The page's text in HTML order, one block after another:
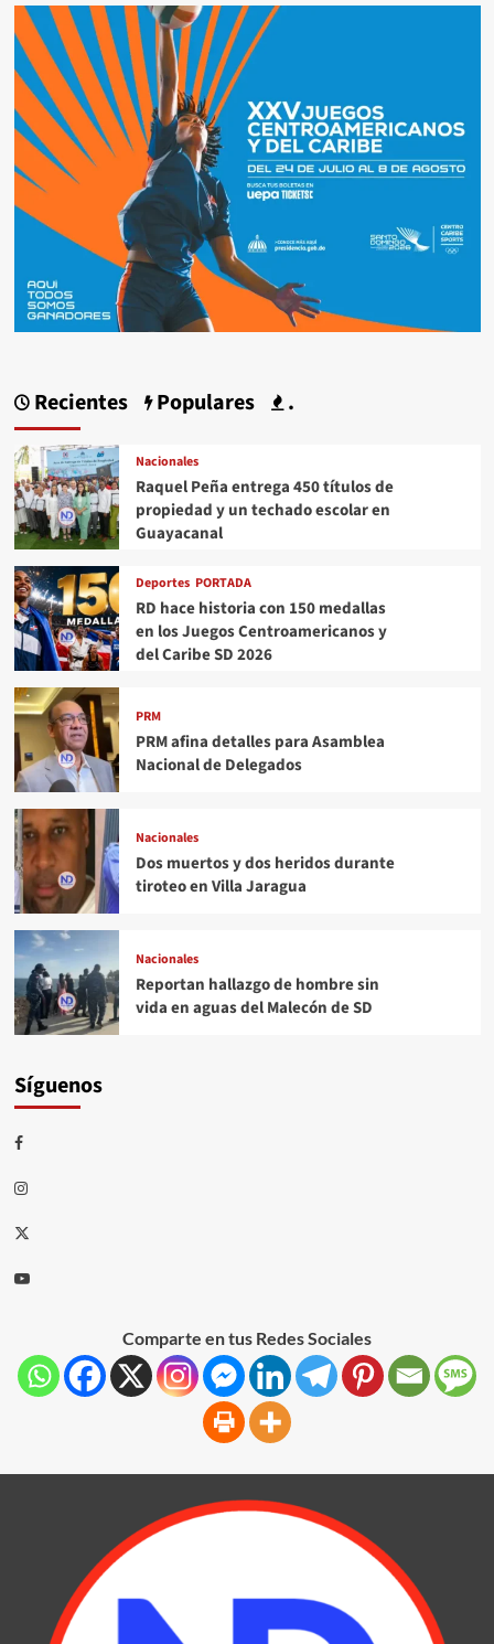
Recientes Populares .
Nacionales
Raquel Peña entrega 450 títulos de
propiedad y un techado escolar en
Guayacanal
Deportes PORTADA
RD hace historia con 150 medallas
en los Juegos Centroamericanos y
del Caribe SD 2026
PRM
PRM afina detalles para Asamblea
Nacional de Delegados
Nacionales
Dos muertos y dos heridos durante
tiroteo en Villa Jaragua
Nacionales
Reportan hallazgo de hombre sin
vida en aguas del Malecón de SD
Síguenos
Comparte en tus Redes Sociales